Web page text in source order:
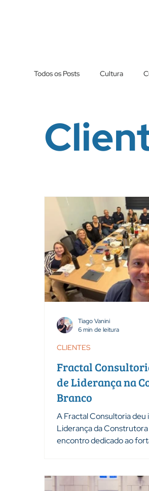
Todos os Posts Cultura
Fractal
de Liderança na
Branco
A Fractal Consultoria deu
Liderança da
encontro dedicado ao
o grupo encontrou espaço
CLIENTES
Tiago Vanini
6 min de leitura